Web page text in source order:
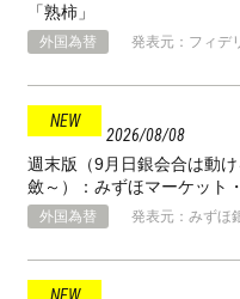
「熟柿」
外国為替 発表元：フィデ
2026 08 08
週末版（9月日銀会合は動
斂～）：みずほマーケット
外国為替 発表元：みずほ